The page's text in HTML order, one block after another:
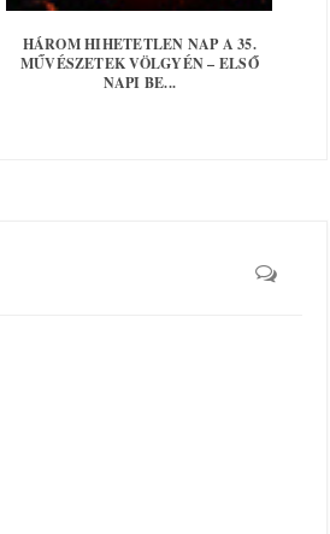
HÁROM HIHETETLEN NAP A 35.
MŰVÉSZETEK VÖLGYÉN – ELSŐ
NAPI BE...